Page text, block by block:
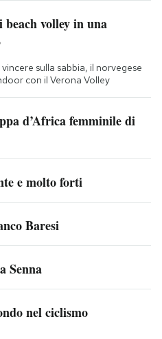
volley in una
sulla sabbia, il norvegese
con il Verona Volley
d’Africa femminile di
e molto forti
Baresi
Senna
nel ciclismo